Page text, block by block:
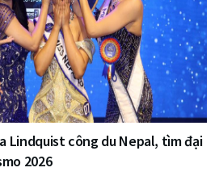
Lindquist công du Nepal, tìm đại
2026